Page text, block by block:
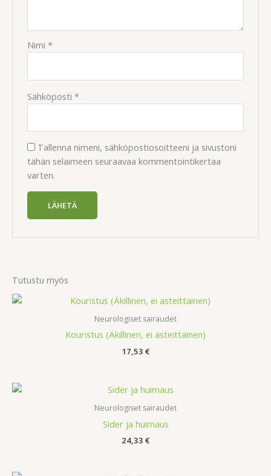
Nimi*
Sähköposti*
Tallenna nimeni, sähköpostiosoitteeni ja sivustoni
tähän selaimeen seuraavaa kommentointikertaa
varten.
Tutustu myös
Neurologiset sairaudet
Kouristus (Äkillinen, ei asteittainen)
17,53 €
Neurologiset sairaudet
Sider ja huimaus
24,33 €